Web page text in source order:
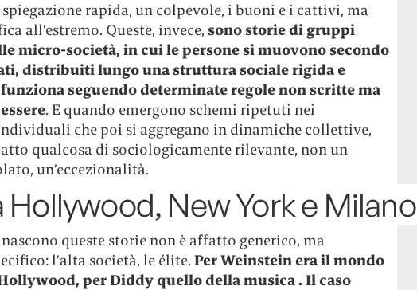
rapida, un colpevole, i buoni e i cattivi, ma
all’estremo. Queste, invece,sono storie di gruppi
micro-società, in cui le persone si muovono secondo
distribuiti lungo una struttura sociale rigida e
seguendo determinate regole non scritte ma
. E quando emergono schemi ripetuti nei
che poi si aggregano in dinamiche collettive,
qualcosa di sociologicamente rilevante, non un
un’eccezionalità.
New York e Milano
queste storie non è affatto generico, ma
l’alta società, le élite.Per Weinstein era il mondo
per Diddy quello della musica . Il caso